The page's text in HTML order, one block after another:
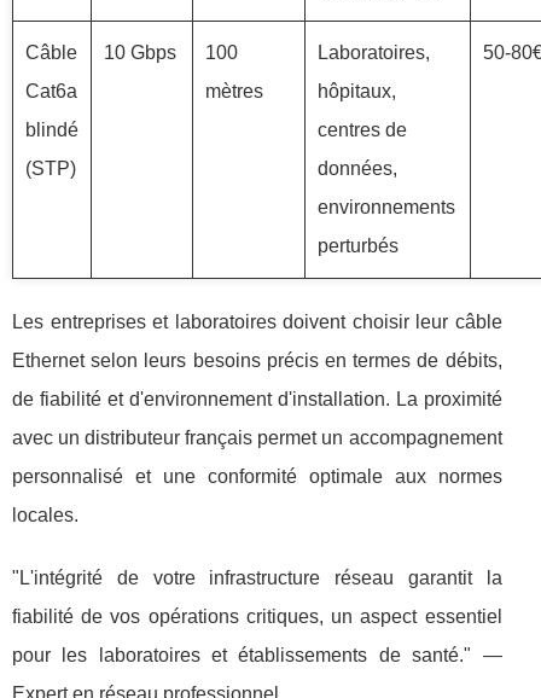
Câble
Cat6a
blindé
(STP)
10 Gbps
100
mètres
Laboratoires,
hôpitaux,
centres de
données,
environnements
perturbés
50-
Les entreprises et laboratoires doivent choisir leur câble
Ethernet selon leurs besoins précis en termes de débits,
de fiabilité et d'environnement d'installation. La proximité
avec un distributeur français permet un accompagnement
personnalisé et une conformité optimale aux normes
locales.
"L'intégrité de votre infrastructure réseau garantit la
fiabilité de vos opérations critiques, un aspect essentiel
pour les laboratoires et établissements de santé." —
Expert en réseau professionnel